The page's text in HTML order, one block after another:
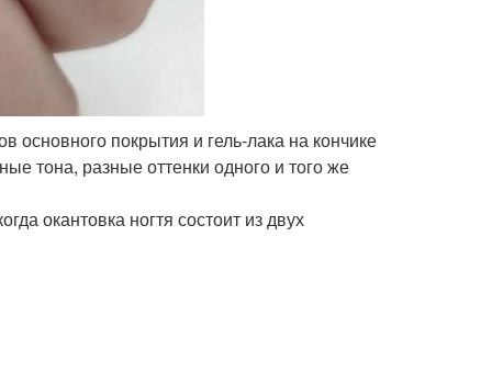
основного покрытия и гель-лака на кончике
тона, разные оттенки одного и того же
окантовка ногтя состоит из двух